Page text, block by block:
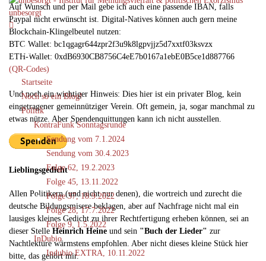
unbesorgt
Startseite
Noch so ein Blog!
Politik
KontraFunk Sonntagsrunde
Sendung vom 7.1.2024
Sendung vom 30.4.2023
Folge 62, 19.2.2023
Folge 45, 13.11.2022
Folge 37, 18.9.2022
Folge 28, 17.7.2022
Folge 9, 1.5.2022
InDubio
Indubio EXTRA, 10.11.2022
Auf Wunsch und per Mail gebe ich auch eine passende IBAN, falls
Paypal nicht erwünscht ist. Digital-Natives können auch gern meine
Blockchain-Klingelbeutel nutzen:
BTC-Wallet: bc1qgagr644zpr2f3u9k8lgpvjjz5d7xxtf03ksvzx
ETH-Wallet: 0xdB6930CB8756C4eE7b0167a1ebE0B5ce1d887766
(QR-Codes)
Und noch ein wichtiger Hinweis: Dies hier ist ein privater Blog, kein
eingetragener gemeinnütziger Verein. Oft gemein, ja, sogar manchmal zu
etwas nütze. Aber Spendenquittungen kann ich nicht ausstellen.
Lieblingsgedicht
Allen Politikern (und nicht nur denen), die wortreich und zurecht die
deutsche Bildungsmisere beklagen, aber auf Nachfrage nicht mal ein
lausiges kleines Gedicht zu ihrer Rechtfertigung erheben können, sei an
dieser Stelle Heinrich Heine und sein "Buch der Lieder" zur
Nachtlektüre wärmstens empfohlen. Aber nicht dieses kleine Stück hier
bitte, das gehört mir.